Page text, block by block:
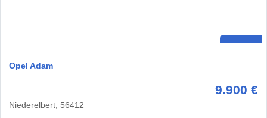
Opel Adam
9.900 €
Niederelbert, 56412